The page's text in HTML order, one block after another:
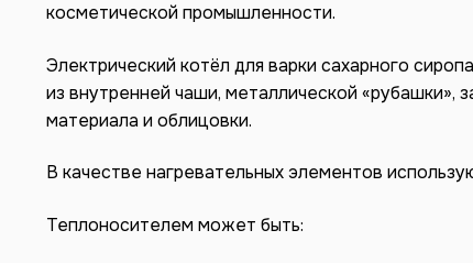
косметической промышленности.
Электрический котёл для варки сахарного
из внутренней чаши, металлической «рубашки»,
материала и облицовки.
В качестве нагревательных элементов
Теплоносителем может быть: